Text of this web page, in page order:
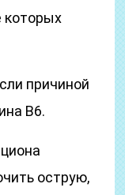
которых
причиной
В6.
острую,